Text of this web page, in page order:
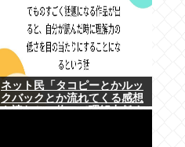
ネット民「タコピーとかルッ
クバックとか流れてくる感想
を読むと、俺って理解力低す